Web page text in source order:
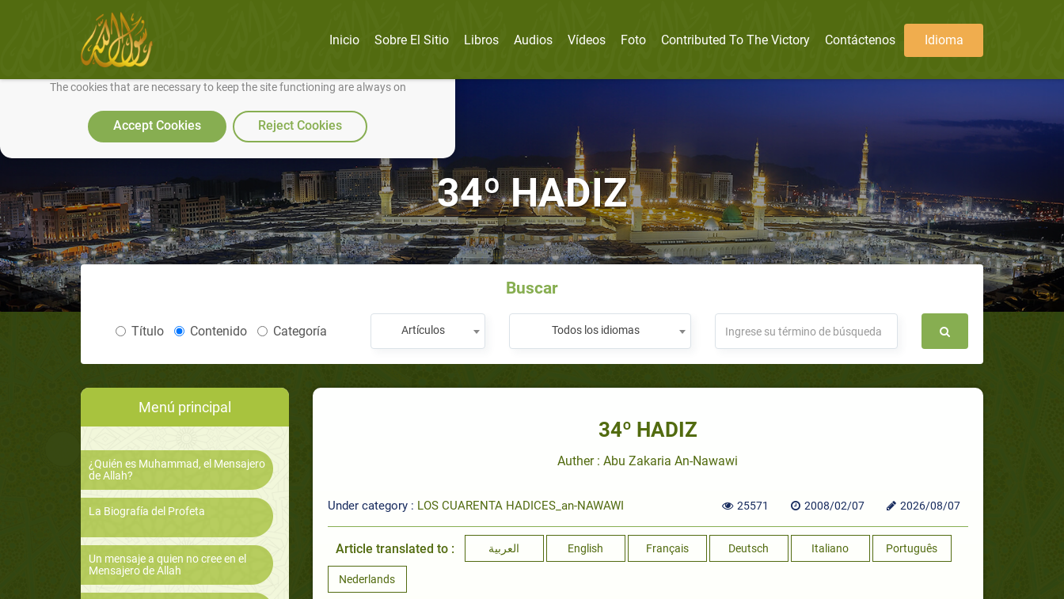
We use cookies to make our site work well for you and so we can continually improve it.
The cookies that are necessary to keep the site functioning are always on
Accept Cookies Reject Cookies
Inicio Sobre El Sitio Libros Audios Vídeos Foto Contributed To The Victory Contáctenos Idioma
34º HADIZ
Buscar
Título Contenido Categoría Artículos Todos los idiomas
Menú principal
¿Quién es Muhammad, el Mensajero
de Allah?
La Biografía del Profeta
Un mensaje a quien no cree en el
Mensajero de Allah
34º HADIZ
Auther : Abu Zakaria An-Nawawi
Under category : LOS CUARENTA HADICES_an-NAWAWI 25571 2008/02/07 2026/08/07
Article translated to : العربية English Français Deutsch Italiano Português
Nederlands